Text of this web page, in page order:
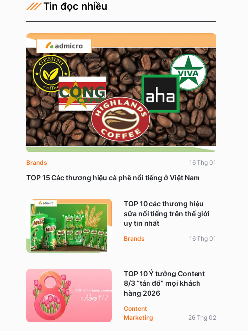
Tin đọc nhiều
TOP 15 Các thương hiệu cà phê nổi tiếng ở Việt Nam
Brands 16 Thg 01
TOP 10 các thương hiệu
sữa nổi tiếng trên thế giới
uy tín nhất
Brands 16 Thg 01
TOP 10 Ý tưởng Content
8/3 “tán đổ” mọi khách
hàng 2026
Content
Marketing
26 Thg 02